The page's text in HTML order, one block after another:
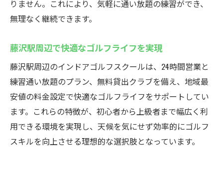
りません。これにより、気軽に通い放題の練習ができ、
無理なく継続できます。
藤沢駅周辺で快適なゴルフライフを実現
藤沢駅周辺のインドアゴルフスクールは、24時間営業と
練習通い放題のプラン、無料貸出クラブを備え、地域最
安値の料金設定で快適なゴルフライフをサポートしてい
ます。これらの特徴が、初心者から上級者まで幅広く利
用できる環境を実現し、天候を気にせず効率的にゴルフ
スキルを向上させる理想的な選択肢となっています。